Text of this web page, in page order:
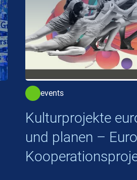
events
Kulturprojekte
und planen –